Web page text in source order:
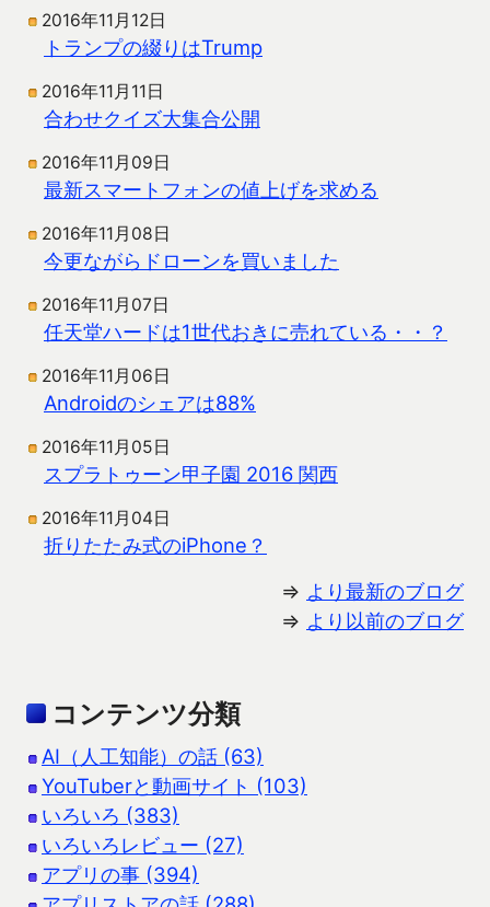
2016年11月12日
トランプの綴りはTrump
2016年11月11日
合わせクイズ大集合公開
2016年11月09日
最新スマートフォンの値上げを求める
2016年11月08日
今更ながらドローンを買いました
2016年11月07日
任天堂ハードは1世代おきに売れている・・？
2016年11月06日
Androidのシェアは88%
2016年11月05日
スプラトゥーン甲子園 2016 関西
2016年11月04日
折りたたみ式のiPhone？
⇒ より最新のブログ
⇒ より以前のブログ
コンテンツ分類
AI（人工知能）の話 (63)
YouTuberと動画サイト (103)
いろいろ (383)
いろいろレビュー (27)
アプリの事 (394)